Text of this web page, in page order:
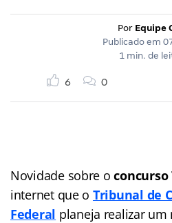
Por Equipe
Publicado em
1 min. de
6 0
Novidade sobre oconcurso
internet que o Tribunal de
Federal planeja realizar